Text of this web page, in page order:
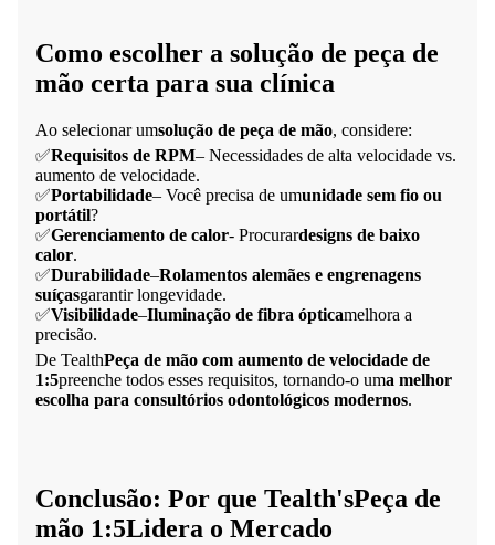
Como escolher a solução de peça de
mão certa para sua clínica
Ao selecionar umsolução de peça de mão, considere:
✅Requisitos de RPM– Necessidades de alta velocidade vs.
aumento de velocidade.
✅Portabilidade– Você precisa de umunidade sem fio ou
portátil?
✅Gerenciamento de calor- Procurardesigns de baixo
calor.
✅Durabilidade–Rolamentos alemães e engrenagens
suíçasgarantir longevidade.
✅Visibilidade–Iluminação de fibra ópticamelhora a
precisão.
De TealthPeça de mão com aumento de velocidade de
1:5preenche todos esses requisitos, tornando-o uma melhor
escolha para consultórios odontológicos modernos.
Conclusão: Por que Tealth'sPeça de
mão 1:5Lidera o Mercado